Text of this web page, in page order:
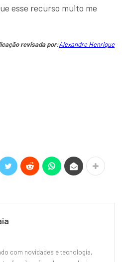
esse recurso muito me
revisada por:Alexandre Henrique
com novidades e tecnologia,